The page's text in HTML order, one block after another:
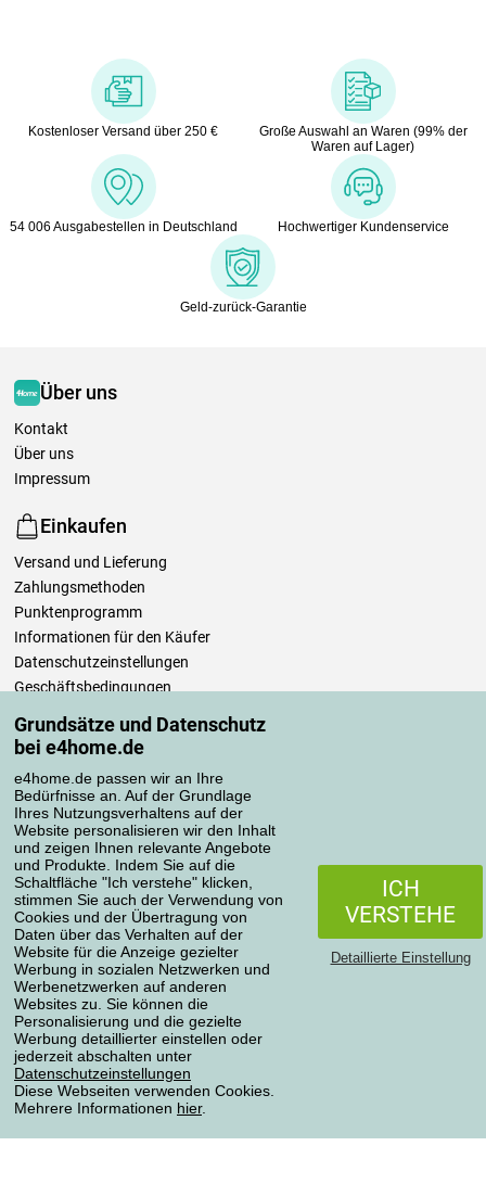
Grundsätze und Datenschutz
bei e4home.de
e4home.de passen wir an Ihre
Bedürfnisse an. Auf der Grundlage
Ihres Nutzungsverhaltens auf der
Website personalisieren wir den Inhalt
und zeigen Ihnen relevante Angebote
und Produkte. Indem Sie auf die
Schaltfläche "Ich verstehe" klicken,
stimmen Sie auch der Verwendung von
Cookies und der Übertragung von
Daten über das Verhalten auf der
Website für die Anzeige gezielter
Werbung in sozialen Netzwerken und
Werbenetzwerken auf anderen
Websites zu. Sie können die
Personalisierung und die gezielte
Werbung detaillierter einstellen oder
jederzeit abschalten unter
Datenschutzeinstellungen
Diese Webseiten verwenden Cookies.
Mehrere Informationen hier.
ICH
VERSTEHE
Detaillierte Einstellung
Kostenloser Versand über 250 €
Große Auswahl an Waren (99% der
Waren auf Lager)
54 006 Ausgabestellen in Deutschland Hochwertiger Kundenservice
Geld-zurück-Garantie
Über uns
Kontakt
Über uns
Impressum
Einkaufen
Versand und Lieferung
Zahlungsmethoden
Punktenprogramm
Informationen für den Käufer
Datenschutzeinstellungen
Geschäftsbedingungen
Ihre Bestellungen
Mein Konto
Bestellübersicht
Reklamationen
Widerrufsbelehrung
Einfach mehr wissen
Richtlinien zur Verarbeitung von Bewertungen
Transportarten
Zahlungsmethoden